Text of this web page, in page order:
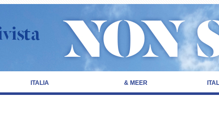
ITALIA & MEER